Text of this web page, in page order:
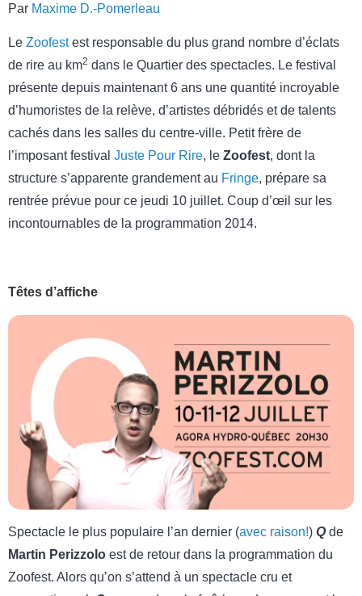
Par Maxime D.-Pomerleau
Le Zoofestest responsable du plus grand nombre d’éclats
de rire au km2 dans le Quartier des spectacles. Le festival
présente depuis maintenant 6 ans une quantité incroyable
d’humoristes de la relève, d’artistes débridés et de talents
cachés dans les salles du centre-ville. Petit frère de
l’imposant festival Juste Pour Rire, le Zoofest, dont la
structure s’apparente grandement au Fringe, prépare sa
rentrée prévue pour ce jeudi 10 juillet. Coup d’œil sur les
incontournables de la programmation 2014.
Têtes d’affiche
Spectacle le plus populaire l’an dernier (avec raison!) Qde
Martin Perizzolo est de retour dans la programmation du
Zoofest. Alors qu’on s’attend à un spectacle cru et